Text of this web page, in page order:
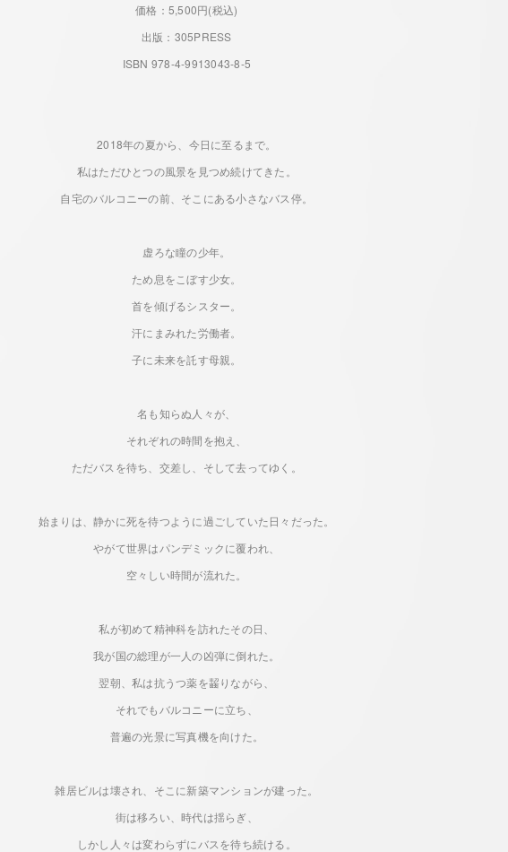
価格：5,500円(税込)
出版：305PRESS
ISBN 978-4-9913043-8-5
2018年の夏から、今日に至るまで。
私はただひとつの風景を見つめ続けてきた。
自宅のバルコニーの前、そこにある小さなバス停。
虚ろな瞳の少年。
ため息をこぼす少女。
首を傾げるシスター。
汗にまみれた労働者。
子に未来を託す母親。
名も知らぬ人々が、
それぞれの時間を抱え、
ただバスを待ち、交差し、そして去ってゆく。
始まりは、静かに死を待つように過ごしていた日々だった。
やがて世界はパンデミックに覆われ、
空々しい時間が流れた。
私が初めて精神科を訪れたその日、
我が国の総理が一人の凶弾に倒れた。
翌朝、私は抗うつ薬を齧りながら、
それでもバルコニーに立ち、
普遍の光景に写真機を向けた。
雑居ビルは壊され、そこに新築マンションが建った。
街は移ろい、時代は揺らぎ、
しかし人々は変わらずにバスを待ち続ける。